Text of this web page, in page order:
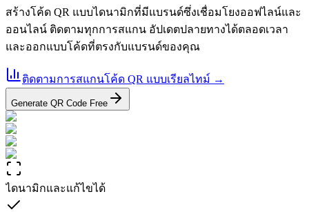
สร้างโค้ด QR แบบไดนามิกที่มีแบรนด์ซึ่งเชื่อมโยงออฟไลน์และ
ออนไลน์ ติดตามทุกการสแกน อัปเดตปลายทางได้ตลอดเวลา
และออกแบบโค้ดที่ตรงกับแบรนด์ของคุณ
ติดตามการสแกนโค้ด QR แบบเรียลไทม์ →
Generate QR Code Free
ไดนามิกและแก้ไขได้